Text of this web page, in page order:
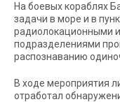
На боевых кораблях
задачи в море и в
радиолокационными
подразделениями
распознаванию
В ходе мероприятия
отработал